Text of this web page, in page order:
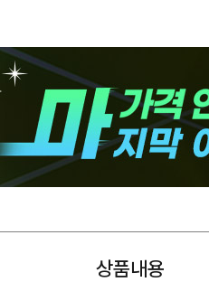
상품내용